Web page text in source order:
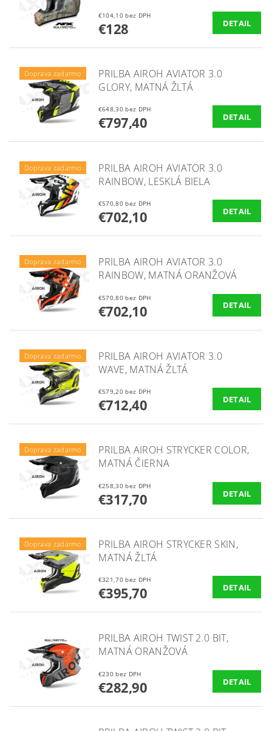
€104,10 bez DPH
€128 DETAIL
Doprava zadarmo
PRILBA AIROH AVIATOR 3.0
GLORY, MATNÁ ŽLTÁ
€648,30 bez DPH
€797,40 DETAIL
Doprava zadarmo
PRILBA AIROH AVIATOR 3.0
RAINBOW, LESKLÁ BIELA
€570,80 bez DPH
€702,10 DETAIL
Doprava zadarmo
PRILBA AIROH AVIATOR 3.0
RAINBOW, MATNÁ ORANŽOVÁ
€570,80 bez DPH
€702,10 DETAIL
Doprava zadarmo
PRILBA AIROH AVIATOR 3.0
WAVE, MATNÁ ŽLTÁ
€579,20 bez DPH
€712,40 DETAIL
Doprava zadarmo
PRILBA AIROH STRYCKER COLOR,
MATNÁ ČIERNA
€258,30 bez DPH
€317,70 DETAIL
Doprava zadarmo
PRILBA AIROH STRYCKER SKIN,
MATNÁ ŽLTÁ
€321,70 bez DPH
€395,70 DETAIL
PRILBA AIROH TWIST 2.0 BIT,
MATNÁ ORANŽOVÁ
€230 bez DPH
€282,90 DETAIL